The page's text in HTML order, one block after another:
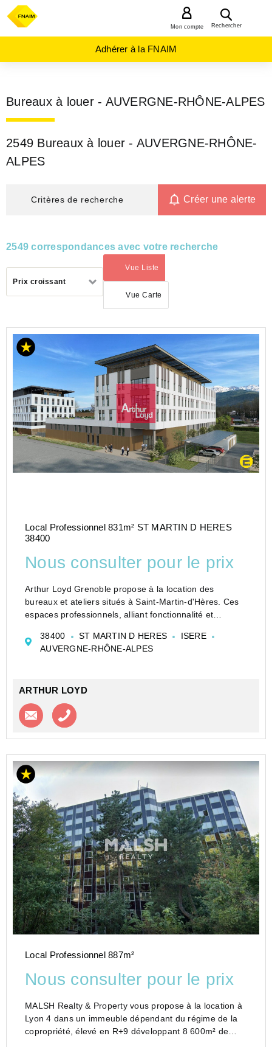
Rechercher
Mon compte
Adhérer à la FNAIM
Bureaux à louer - AUVERGNE-RHÔNE-ALPES
2549 Bureaux à louer - AUVERGNE-RHÔNE-
ALPES
Critères de recherche Créer une alerte
2549 correspondances avec votre recherche
Prix croissant
Vue Liste
(activé)
Vue Carte
LOCATION
BUREAU
ALPES
Local Professionnel 831m² ST MARTIN D HERES
38400
Nous consulter pour le prix
Arthur Loyd Grenoble propose à la location des
bureaux et ateliers situés à Saint-Martin-d'Hères. Ces
espaces professionnels, alliant fonctionnalité et
exigences des entreprises en quête d'un enviro...
38400 ST MARTIN D HERES
ISERE
AUVERGNE-RHÔNE-ALPES
ARTHUR LOYD
Contacter l'agence
Local Professionnel 887m²
Nous consulter pour le prix
MALSH Realty & Property vous propose à la location à
Lyon 4 dans un immeuble dépendant du régime de la
copropriété, élevé en R+9 développant 8 600m² de